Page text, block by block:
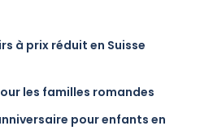
à prix réduit en Suisse
les familles romandes
pour enfants en